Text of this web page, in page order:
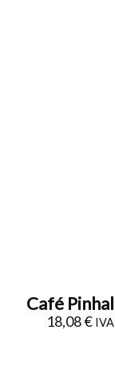
Café
18,08€